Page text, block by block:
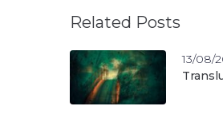
Related Posts
13/08/